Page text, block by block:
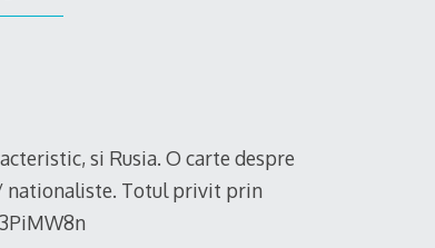
si Rusia. O carte despre
nationaliste. Totul privit prin